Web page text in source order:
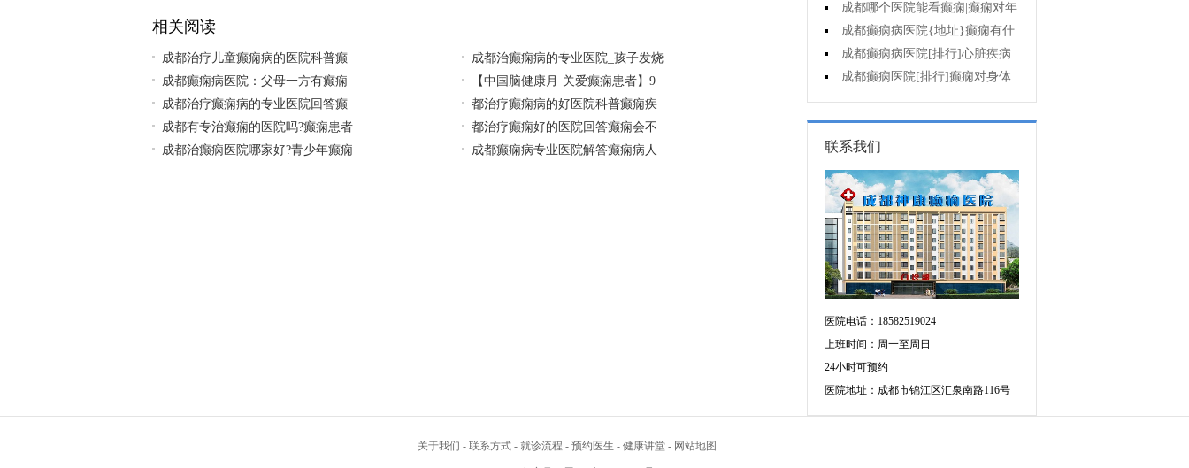
相关阅读
成都治疗儿童癫痫病的医院科普癫
成都治癫痫病的专业医院_孩子发烧
成都癫痫病医院：父母一方有癫痫
【中国脑健康月·关爱癫痫患者】9
成都治疗癫痫病的专业医院回答癫
都治疗癫痫病的好医院科普癫痫疾
成都有专治癫痫的医院吗?癫痫患者
都治疗癫痫好的医院回答癫痫会不
成都治癫痫医院哪家好?青少年癫痫
成都癫痫病专业医院解答癫痫病人
痫要了解哪些常识问题?
成都哪个医院能看癫痫|癫痫对年
轻人危害有多大?
成都癫痫病医院{地址}癫痫有什
么共患病呢?
成都癫痫病医院[排行]心脏疾病
会导致癫痫吗?
成都癫痫医院[排行]癫痫对身体
会有影响吗?
联系我们
医院电话：18582519024
上班时间：周一至周日
24小时可预约
医院地址：成都市锦江区汇泉南路116号
关于我们 - 联系方式 - 就诊流程 - 预约医生 - 健康讲堂 - 网站地图